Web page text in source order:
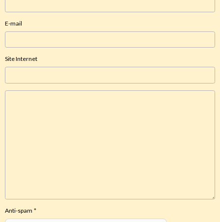
E-mail
Site Internet
Anti-spam